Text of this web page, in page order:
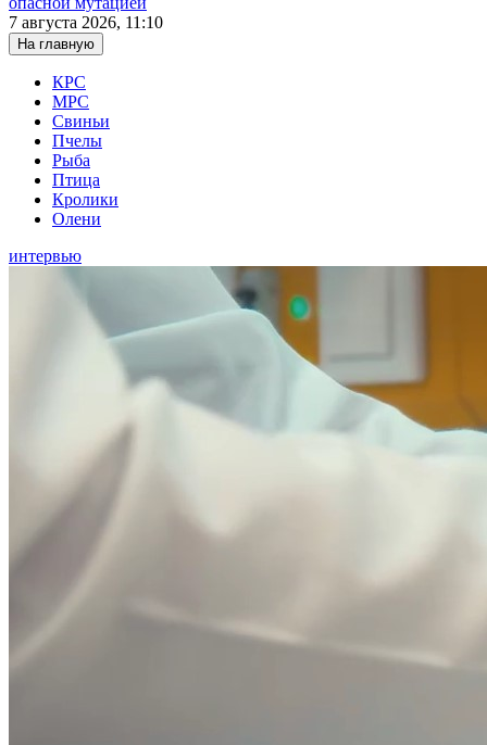
7 августа 2026, 11:10
На главную
КРС
МРС
Свиньи
Пчелы
Рыба
Птица
Кролики
Олени
интервью